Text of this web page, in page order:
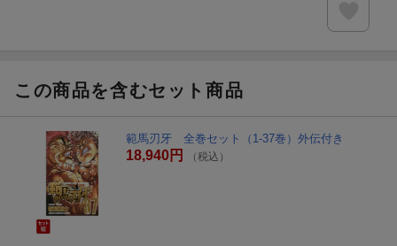
この商品を含むセット商品
範馬刃牙 全巻セット（1-37巻）外伝付き
18,940円 （税込）